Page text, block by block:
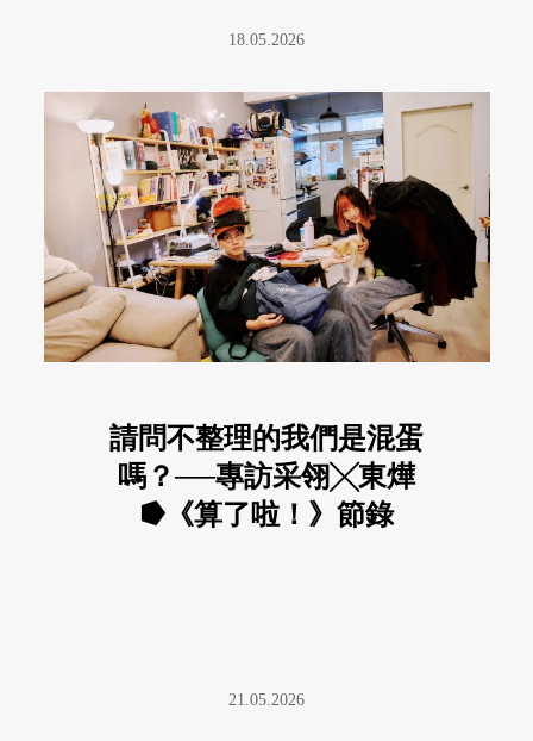
18.05.2026
請問不整理的我們是混蛋
嗎？──專訪采翎╳東燁
⭓《算了啦！》節錄
21.05.2026